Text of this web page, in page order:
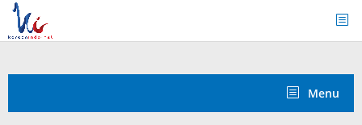
Skip
content
Menu